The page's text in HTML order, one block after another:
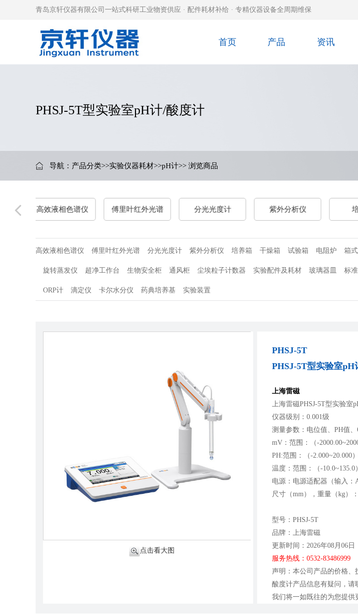
青岛京轩仪器有限公司一站式科研工业物资供应 · 配件耗材补给 · 专精仪器设备全周期维保
首页 产品 资讯
PHSJ-5T型实验室pH计/酸度计
导航： 产品分类>>实验仪器耗材>>pH计>> 浏览商品
谱仪 傅里叶红外光谱 分光光度计 紫外分析仪 培养箱
高效液相色谱仪 傅里叶红外光谱 分光光度计 紫外分析仪 培养箱 干燥箱 试验箱 电阻炉 箱
旋转蒸发仪 超净工作台 生物安全柜 通风柜 尘埃粒子计数器 实验配件及耗材 玻璃器皿 标
ORP计 滴定仪 卡尔水分仪 药典培养基 实验装置
点击看大图
PHSJ-5T
PHSJ-5T型实验室pH
上海雷磁
上海雷磁PHSJ-5T型实验室
仪器级别：0.001级
测量参数：电位值、PH值
mV：范围：（-
PH:范围：（-2.000~20.000
温度：范围：（-
电源：电源适配器（输入：
尺寸（mm），重量（kg）
型号：PHSJ-5T
品牌：上海雷磁
更新时间：2026年08月06日
服务热线：0532-83486999
声明：本公司产品的价格、
酸度计产品信息有疑问，请
我们将一如既往的为您提供